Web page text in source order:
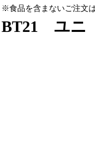
※食品を含まないご注文は
BT21 ユニ